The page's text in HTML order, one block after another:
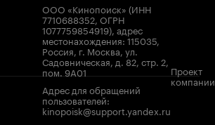
ООО «Кинопоиск» (ИНН
7710688352, ОГРН
1077759854919), адрес
местонахождения: 115035,
Россия, г. Москва, ул.
Садовническая, д. 82, стр. 2,
пом. 9А01
Адрес для обращений
пользователей:
kinopoisk@support.yandex.ru
Проект
компании